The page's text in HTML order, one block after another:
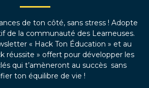
de ton côté, sans stress ! Adopte
de la communauté des Learneuses.
« Hack Ton Éducation » et au
réussite » offert pour développer les
qui t’amèneront au succès sans
ton équilibre de vie !